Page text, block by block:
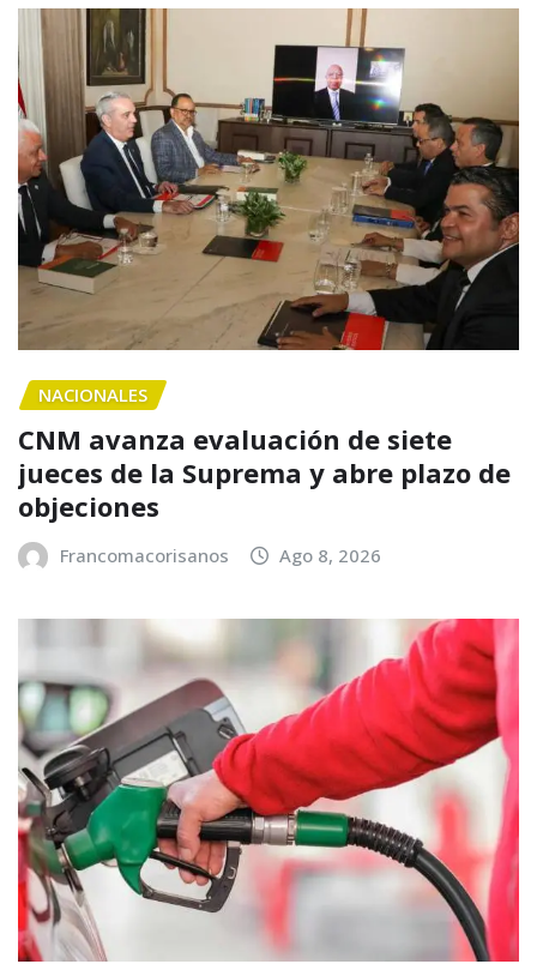
NACIONALES
CNM avanza evaluación de siete
jueces de la Suprema y abre plazo de
objeciones
Francomacorisanos Ago 8, 2026